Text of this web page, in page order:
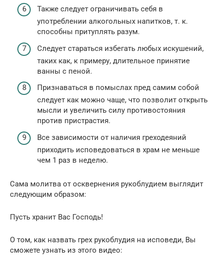
Также следует ограничивать себя в
употреблении алкогольных напитков, т. к.
способны притуплять разум.
Следует стараться избегать любых искушений,
таких как, к примеру, длительное принятие
ванны с пеной.
Признаваться в помыслах пред самим собой
следует как можно чаще, что позволит открыть
мысли и увеличить силу противостояния
против пристрастия.
Все зависимости от наличия греходеяний
приходить исповедоваться в храм не меньше
чем 1 раз в неделю.
Сама молитва от осквернения рукоблудием выглядит
следующим образом:
Пусть хранит Вас Господь!
О том, как назвать грех рукоблудия на исповеди, Вы
сможете узнать из этого видео: